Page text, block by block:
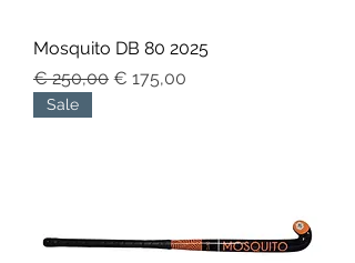
Mosquito DB 80 2025
Normale prijs
€ 250,00 Verkoopprijs
€ 175,00
Sale